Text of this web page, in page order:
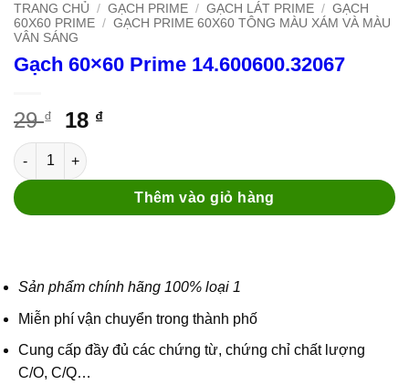
TRANG CHỦ / GẠCH PRIME / GẠCH LÁT PRIME / GẠCH
60X60 PRIME / GẠCH PRIME 60X60 TÔNG MÀU XÁM VÀ MÀU
VÂN SÁNG
Gạch 60×60 Prime 14.600600.32067
29₫
Original
price
was:
29 ₫.
18 ₫Current
18 ₫.
Gạch 60x60 Prime 14.600600.32067 số lượng
Thêm vào giỏ hàng
Sản phẩm chính hãng 100% loại 1
Miễn phí vận chuyển trong thành phố
Cung cấp đầy đủ các chứng từ, chứng chỉ chất lượng
C/O, C/Q…